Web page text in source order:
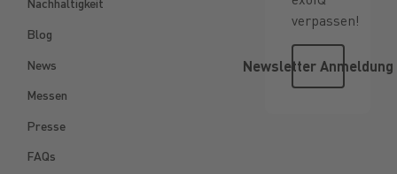
Nachhaltigkeit
Blog
News
Messen
Presse
FAQs
verpassen!
Newsletter
Newsletter Anmeldung